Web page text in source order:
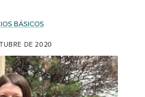
BÁSICOS
DE 2020